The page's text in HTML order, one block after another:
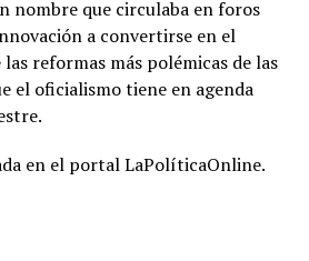
nombre que circulaba en foros
a convertirse en el
reformas más polémicas de las
el oficialismo tiene en agenda
en el portal LaPolíticaOnline.